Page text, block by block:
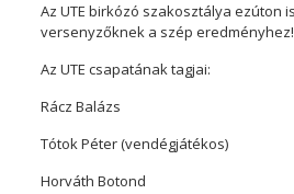
Az UTE birkózó szakosztálya ezúton
versenyzőknek a szép eredményhez!
Az UTE csapatának tagjai:
Rácz Balázs
Tótok Péter (vendégjátékos)
Horváth Botond